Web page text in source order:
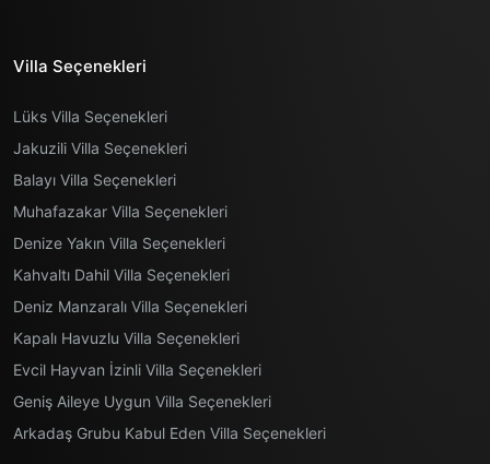
Villa Seçenekleri
Lüks Villa Seçenekleri
Jakuzili Villa Seçenekleri
Balayı Villa Seçenekleri
Muhafazakar Villa Seçenekleri
Denize Yakın Villa Seçenekleri
Kahvaltı Dahil Villa Seçenekleri
Deniz Manzaralı Villa Seçenekleri
Kapalı Havuzlu Villa Seçenekleri
Evcil Hayvan İzinli Villa Seçenekleri
Geniş Aileye Uygun Villa Seçenekleri
Arkadaş Grubu Kabul Eden Villa Seçenekleri